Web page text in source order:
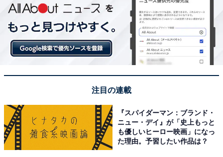
注目の連載
『スパイダーマン：ブランド・
ニュー・デイ』が「史上もっと
も優しいヒーロー映画」になっ
た理由。予習したい作品は？